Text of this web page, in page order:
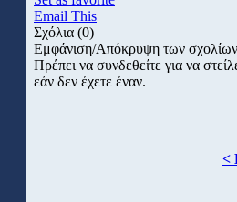
Email This
Σχόλια (0)
Εμφάνιση/Απόκρυψη των σχολίων
Πρέπει να συνδεθείτε για να
εάν δεν έχετε έναν.
<